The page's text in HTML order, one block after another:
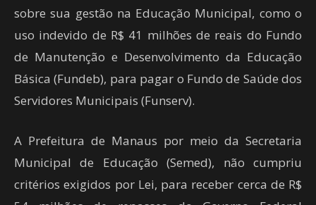
sobre sua gestão na Educação Municipal, como o
uso indevido de R$ 41 milhões de reais do Fundo
de Manutenção e Desenvolvimento da Educação
Básica (Fundeb), para pagar o Fundo de Saúde dos
Servidores Municipais (Funserv).
A Prefeitura de Manaus por meio da Secretaria
Municipal de Educação (Semed), não cumpriu
critérios exigidos por Lei, para receber cerca de R$